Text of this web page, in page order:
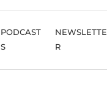
PODCAST
S
NEWSLETTE
R